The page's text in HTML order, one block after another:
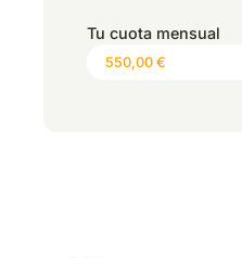
Tu cuota mensual